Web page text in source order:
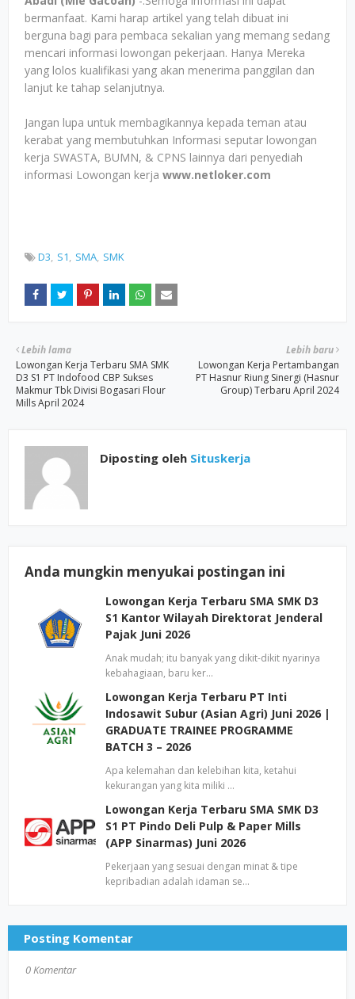
bermanfaat. Kami harap artikel yang telah dibuat ini
berguna bagi para pembaca sekalian yang memang sedang
mencari informasi lowongan pekerjaan. Hanya Mereka
yang lolos kualifikasi yang akan menerima panggilan dan
lanjut ke tahap selanjutnya.
Jangan lupa untuk membagikannya kepada teman atau
kerabat yang membutuhkan Informasi seputar lowongan
kerja SWASTA, BUMN, & CPNS lainnya dari penyediah
informasi Lowongan kerja www.netloker.com
D3 S1 SMA SMK
Lebih baru
Lowongan Kerja Pertambangan
PT Hasnur Riung Sinergi (Hasnur
Group) Terbaru April 2024
Lebih lama
Lowongan Kerja Terbaru SMA SMK
D3 S1 PT Indofood CBP Sukses
Makmur Tbk Divisi Bogasari Flour
Mills April 2024
Diposting oleh Situskerja
Anda mungkin menyukai postingan ini
Lowongan Kerja Terbaru SMA SMK D3
S1 Kantor Wilayah Direktorat Jenderal
Pajak Juni 2026
Anak mudah; itu banyak yang dikit-dikit nyarinya
kebahagiaan, baru ker…
Lowongan Kerja Terbaru PT Inti
Indosawit Subur (Asian Agri) Juni 2026 |
GRADUATE TRAINEE PROGRAMME
BATCH 3 – 2026
Apa kelemahan dan kelebihan kita, ketahui
kekurangan yang kita miliki …
Lowongan Kerja Terbaru SMA SMK D3
S1 PT Pindo Deli Pulp & Paper Mills
(APP Sinarmas) Juni 2026
Pekerjaan yang sesuai dengan minat & tipe
kepribadian adalah idaman se…
Posting Komentar
0 Komentar